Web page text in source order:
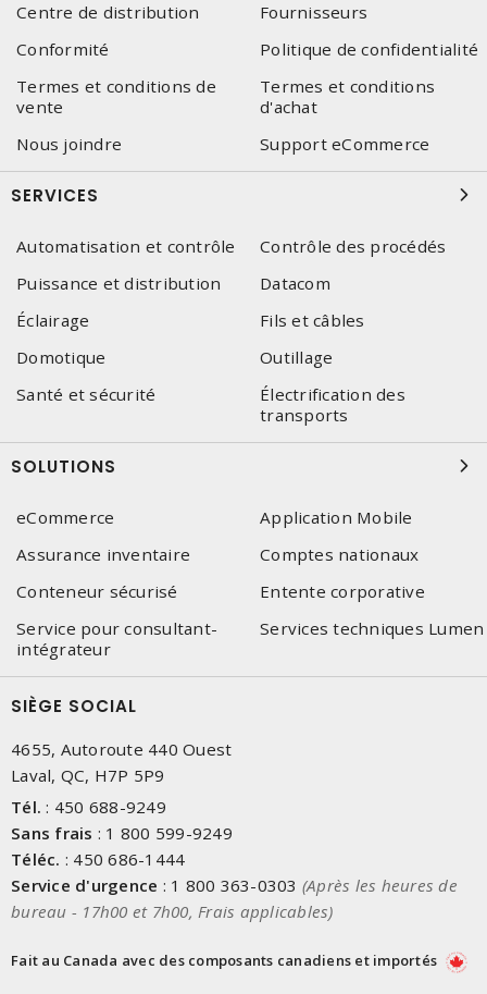
Centre de distribution
Fournisseurs
Conformité
Politique de confidentialité
Termes et conditions de
vente
Termes et conditions
d'achat
Nous joindre
Support eCommerce
SERVICES
Automatisation et contrôle
Contrôle des procédés
Puissance et distribution
Datacom
Éclairage
Fils et câbles
Domotique
Outillage
Santé et sécurité
Électrification des
transports
SOLUTIONS
eCommerce
Application Mobile
Assurance inventaire
Comptes nationaux
Conteneur sécurisé
Entente corporative
Service pour consultant-
intégrateur
Services techniques Lumen
SIÈGE SOCIAL
4655, Autoroute 440 Ouest
Laval, QC, H7P 5P9
Tél. : 450 688-9249
Sans frais : 1 800 599-9249
Téléc. : 450 686-1444
Service d'urgence : 1 800 363-0303 (Après les heures de
bureau - 17h00 et 7h00, Frais applicables)
Fait au Canada avec des composants canadiens et importés